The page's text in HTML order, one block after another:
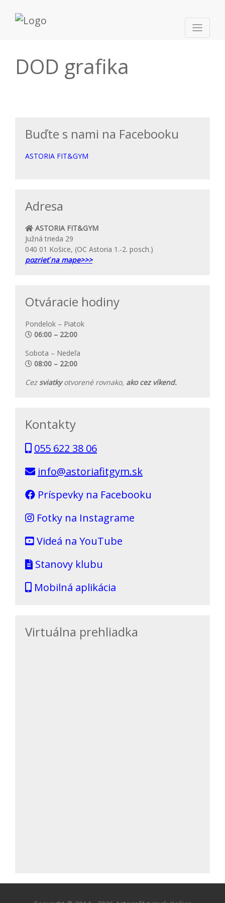
DOD grafika
Buďte s nami na Facebooku
ASTORIA FIT&GYM
Adresa
ASTORIA FIT&GYM
Južná trieda 29
040 01 Košice, (OC Astoria 1.-2. posch.)
pozrieť na mape>>>
Otváracie hodiny
Pondelok – Piatok
06:00 – 22:00
Sobota – Nedeľa
08:00 – 22:00
Cez sviatkyotvorené rovnako, ako cez víkend.
Kontakty
055 622 38 06
info@astoriafitgym.sk
Príspevky na Facebooku
Fotky na Instagrame
Videá na YouTube
Stanovy klubu
Mobilná aplikácia
Virtuálna prehliadka